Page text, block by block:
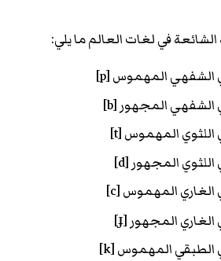
في لغات العالم ما يلي:
الشفهي المهموس[p]
الشفهي المجهور [b]
اللثوي المهموس[t]
المجهور [d]
الغاري المهموس[c]
الغاري المجهور [ɟ]
الطبقي المهموس[k]